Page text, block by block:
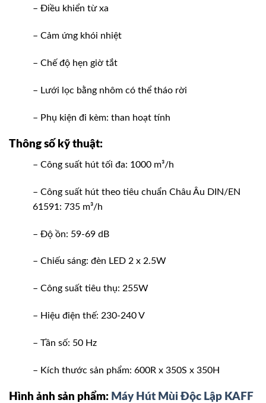
– Điều khiển từ xa
– Cảm ứng khói nhiệt
– Chế độ hẹn giờ tắt
– Lưới lọc bằng nhôm có thể tháo rời
– Phụ kiện đi kèm: than hoạt tính
Thông số kỹ thuật:
– Công suất hút tối đa: 1000 m³/h
– Công suất hút theo tiêu chuẩn Châu Âu DIN/EN
61591: 735 m³/h
– Độ ồn: 59-69 dB
– Chiếu sáng: đèn LED 2 x 2.5W
– Công suất tiêu thụ: 255W
– Hiệu điện thế: 230-240 V
– Tần số: 50 Hz
– Kích thước sản phẩm: 600R x 350S x 350H
Hình ảnh sản phẩm: Máy Hút Mùi Độc Lập KAFF